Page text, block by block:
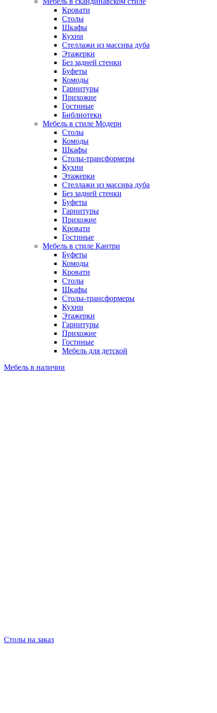
Кровати
Столы
Шкафы
Кухни
Стеллажи из массива дуба
Этажерки
Без задней стенки
Буфеты
Комоды
Гарнитуры
Прихожие
Гостиные
Библиотеки
Мебель в стиле Модерн
Столы
Комоды
Шкафы
Столы-трансформеры
Кухни
Этажерки
Стеллажи из массива дуба
Без задней стенки
Буфеты
Гарнитуры
Прихожие
Кровати
Гостиные
Мебель в стиле Кантри
Буфеты
Комоды
Кровати
Столы
Шкафы
Столы-трансформеры
Кухни
Этажерки
Гарнитуры
Прихожие
Гостиные
Мебель для детской
Мебель в наличии
Столы на заказ